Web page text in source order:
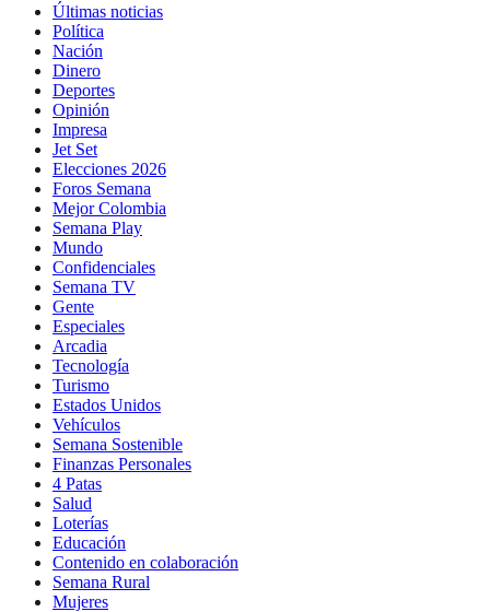
Últimas noticias
Política
Nación
Dinero
Deportes
Opinión
Impresa
Jet Set
Elecciones 2026
Foros Semana
Mejor Colombia
Semana Play
Mundo
Confidenciales
Semana TV
Gente
Especiales
Arcadia
Tecnología
Turismo
Estados Unidos
Vehículos
Semana Sostenible
Finanzas Personales
4 Patas
Salud
Loterías
Educación
Contenido en colaboración
Semana Rural
Mujeres